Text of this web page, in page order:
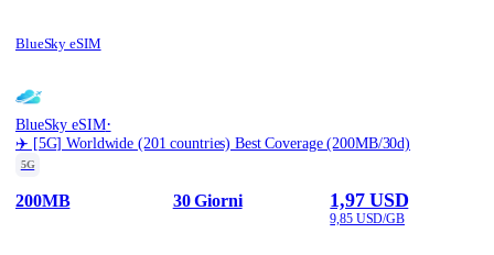
BlueSky eSIM
BlueSky eSIM·
✈️ [5G] Worldwide (201 countries) Best Coverage (200MB/30d)
5G
200MB 30 Giorni 1,97 USD
9,85 USD/GB